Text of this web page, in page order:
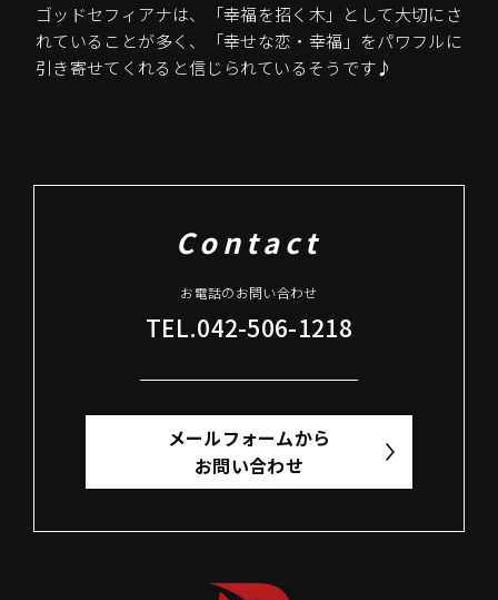
ゴッドセフィアナは、「幸福を招く木」として大切にさ
れていることが多く、「幸せな恋・幸福」をパワフルに
引き寄せてくれると信じられているそうです♪
Contact
お電話のお問い合わせ
TEL.042-506-1218
メールフォームから
お問い合わせ